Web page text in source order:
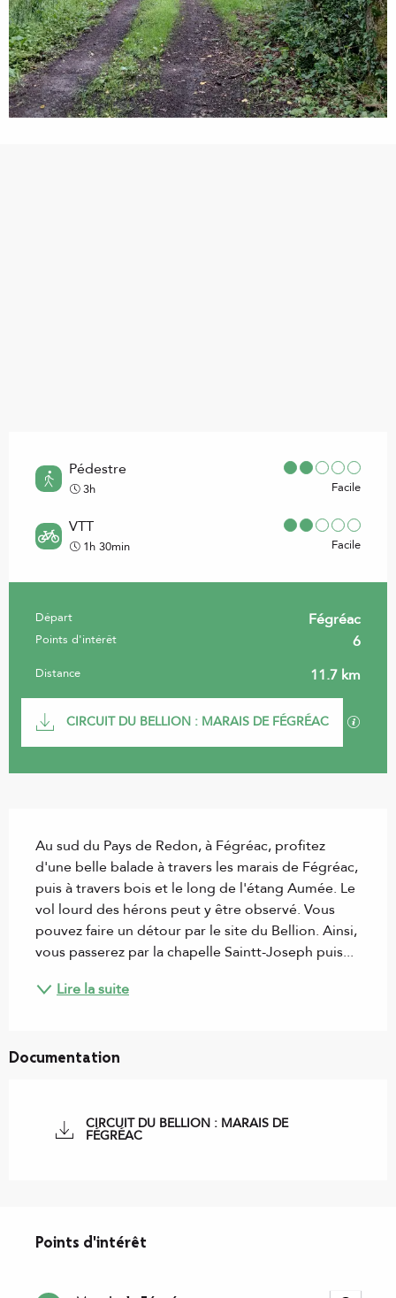
Pédestre
3h Facile
VTT
1h 30min Facile
Informations pratiques
Départ Fégréac
Points d'intérêt 6
Distance 11.7 km
Documentation
CIRCUIT DU BELLION : MARAIS DE FÉGRÉAC
Au sud du Pays de Redon, à Fégréac, profitez
d'une belle balade à travers les marais de Fégréac,
puis à travers bois et le long de l'étang Aumée. Le
vol lourd des hérons peut y être observé. Vous
pouvez faire un détour par le site du Bellion. Ainsi,
vous passerez par la chapelle Saintt-Joseph puis...
Lire la suite
Documentation
CIRCUIT DU BELLION : MARAIS DE
FÉGRÉAC
Points d'intérêt